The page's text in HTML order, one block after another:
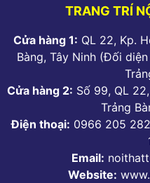
TRANG TRÍ
Cửa hàng 1: QL 22, Kp.
Bàng, Tây Ninh (Đối
Cửa hàng 2: Số 99, QL
Trảng
Điện thoại: 0966 205
Email:
Website: